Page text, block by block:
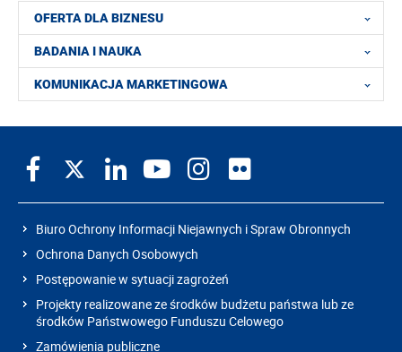
OFERTA DLA BIZNESU
BADANIA I NAUKA
KOMUNIKACJA MARKETINGOWA
Biuro Ochrony Informacji Niejawnych i Spraw Obronnych
Ochrona Danych Osobowych
Postępowanie w sytuacji zagrożeń
Projekty realizowane ze środków budżetu państwa lub ze
środków Państwowego Funduszu Celowego
Zamówienia publiczne